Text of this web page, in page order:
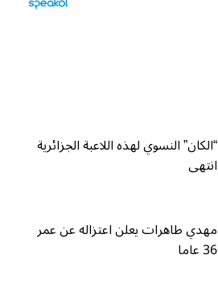
“الكان” النسوي لهذه اللاعبة الجزائرية
انتهى
مهدي طاهرات يعلن اعتزاله عن عمر
36 عاما